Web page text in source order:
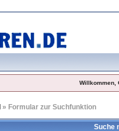
Willkommen,
» Formular zur Suchfunktion
Suche